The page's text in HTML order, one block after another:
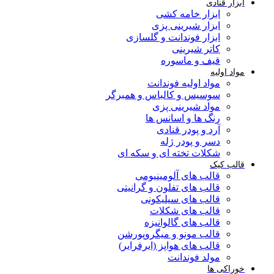
ابزار قنادی
ابزار خامه کشی
ابزار شیرینی پزی
ابزار فوندانت و گلسازی
کاتر شیرینی
قیف و ماسوره
مواد اولیه
مواد اولیه فوندانت
سوسیس و کالباس و همبرگر
مواد شیرینی پزی
رنگ ها و اسانس ها
آرد و پودر قنادی
دسر و پودر ژله
شکلات تخته ای و سکه ای
قالب کیک
قالب های آلومینیومی
قالب های تفلون و گرانیتی
قالب های سیلیکونی
قالب های شکلات
قالب های گالوانیزه
قالب مونو و میگروپورشن
قالب های هواپز (ایرفرایر)
مولد فوندانت
خوراکی ها